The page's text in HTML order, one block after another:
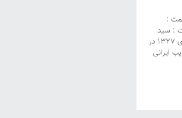
:
: سید
جلال‌الدین کزازی شناخته‌ شده با نام میرجلال‌الدین کزازی (زاده ۲۸ دی ۱۳۲۷ در
ایرانی